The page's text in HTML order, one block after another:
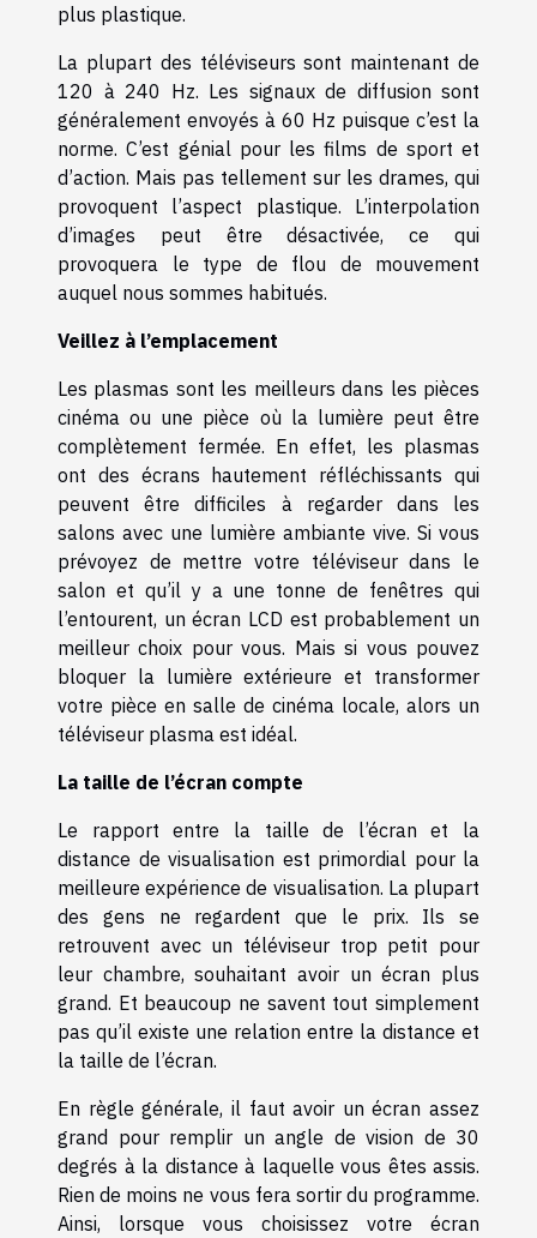
plus plastique.
La plupart des téléviseurs sont maintenant de
120 à 240 Hz. Les signaux de diffusion sont
généralement envoyés à 60 Hz puisque c’est la
norme. C’est génial pour les films de sport et
d’action. Mais pas tellement sur les drames, qui
provoquent l’aspect plastique. L’interpolation
d’images peut être désactivée, ce qui
provoquera le type de flou de mouvement
auquel nous sommes habitués.
Veillez à l’emplacement
Les plasmas sont les meilleurs dans les pièces
cinéma ou une pièce où la lumière peut être
complètement fermée. En effet, les plasmas
ont des écrans hautement réfléchissants qui
peuvent être difficiles à regarder dans les
salons avec une lumière ambiante vive. Si vous
prévoyez de mettre votre téléviseur dans le
salon et qu’il y a une tonne de fenêtres qui
l’entourent, un écran LCD est probablement un
meilleur choix pour vous. Mais si vous pouvez
bloquer la lumière extérieure et transformer
votre pièce en salle de cinéma locale, alors un
téléviseur plasma est idéal.
La taille de l’écran compte
Le rapport entre la taille de l’écran et la
distance de visualisation est primordial pour la
meilleure expérience de visualisation. La plupart
des gens ne regardent que le prix. Ils se
retrouvent avec un téléviseur trop petit pour
leur chambre, souhaitant avoir un écran plus
grand. Et beaucoup ne savent tout simplement
pas qu’il existe une relation entre la distance et
la taille de l’écran.
En règle générale, il faut avoir un écran assez
grand pour remplir un angle de vision de 30
degrés à la distance à laquelle vous êtes assis.
Rien de moins ne vous fera sortir du programme.
Ainsi, lorsque vous choisissez votre écran